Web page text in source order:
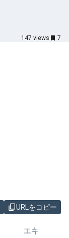
147 views 7
URLをコピー
エキ